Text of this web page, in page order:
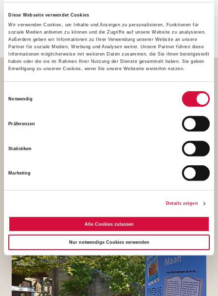
Diese Webseite verwendet Cookies
Wir verwenden Cookies, um Inhalte und Anzeigen zu personalisieren, Funktionen für
soziale Medien anbieten zu können und die Zugriffe auf unsere Website zu analysieren.
Außerdem geben wir Informationen zu Ihrer Verwendung unserer Website an unsere
Partner für soziale Medien, Werbung und Analysen weiter. Unsere Partner führen diese
Informationen möglicherweise mit weiteren Daten zusammen, die Sie ihnen bereitgestellt
haben oder die sie im Rahmen Ihrer Nutzung der Dienste gesammelt haben. Sie geben
Einwilligung zu unseren Cookies, wenn Sie unsere Webseite weiterhin nutzen.
Notwendig
Präferenzen
Statistiken
Marketing
Details zeigen
Alle Cookies zulassen
Nur notwendige Cookies verwenden
und Erziehern dafür eine sehr gute Möglichkeit. Zugleich
wolle das Bonifatiuswerk Kinder dafür sensibilisieren,
verantwortungsvoll mit der Schöpfung umzugehen.